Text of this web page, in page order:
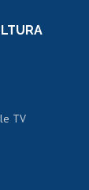
interna
y violencia
TV